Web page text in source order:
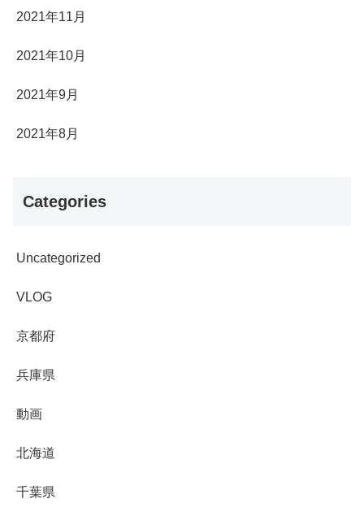
2021年11月
2021年10月
2021年9月
2021年8月
Categories
Uncategorized
VLOG
京都府
兵庫県
動画
北海道
千葉県